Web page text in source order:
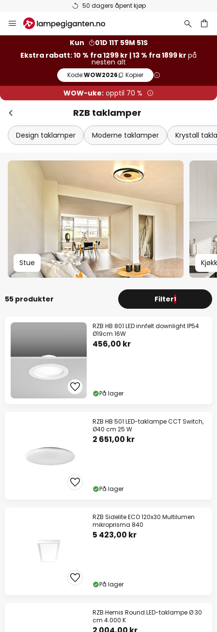
Varer på lager sendes raskt
Hopp
til
Kun
01D 11T 59M 50S
Ekstra rabatt: 10 % fra 1299 kr | 13 % fra 1899 kr på
nesten alt
Kode:WOW2026 Kopier
WOW-uke: opptil 70 %
RZB taklamper
Design taklamper Moderne taklamper Krystall
Stue
55 produkter Filter1
RZB HB 801 LED innfelt downlight IP54
Ø19cm 16W
456,00 kr
På lager
RZB HB 501 LED-taklampe CCT Switch,
Ø40 cm 25 W
2 651,00 kr
På lager
RZB Sidelite ECO 120x30 Multilumen
mikroprisma 840
5 423,00 kr
På lager
RZB Hemis Round LED-taklampe Ø 30
cm 4.000 K